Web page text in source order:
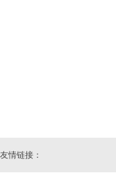
友情链接：